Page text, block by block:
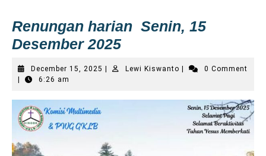
Renungan harian Senin, 15
Desember 2025
December 15, 2025 DecemberLewi KiswantoLewi
0 Comment
6:26 am